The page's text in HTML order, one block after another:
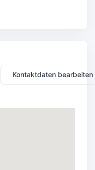
Kontaktdaten bearbeiten